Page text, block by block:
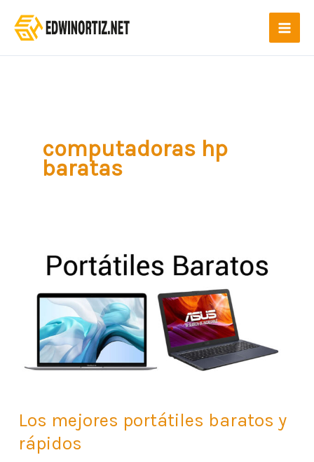
computadoras hp
baratas
Los mejores portátiles baratos y
rápidos
mejores
baratos
rápidos